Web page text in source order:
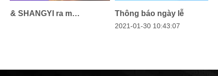
SANWAY & SHANGYI ra mắt dòng sản phẩm âm thanh chuyên nghiệp mới tại 2026 Quảng Châu GETshow Thông báo ngày lễ
2021-01-30 10:43:07